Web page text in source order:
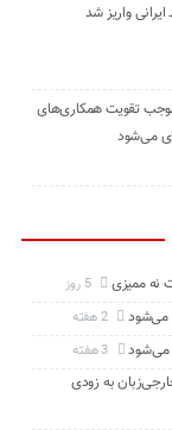
جوانی: رزمایش سهند ۲۰۲۵، موجب تقویت همکاری‌های
می‌شود
نه ممیزی 5 روز
می‌شود 2 هفته
می‌شود 3 هفته
به زودی